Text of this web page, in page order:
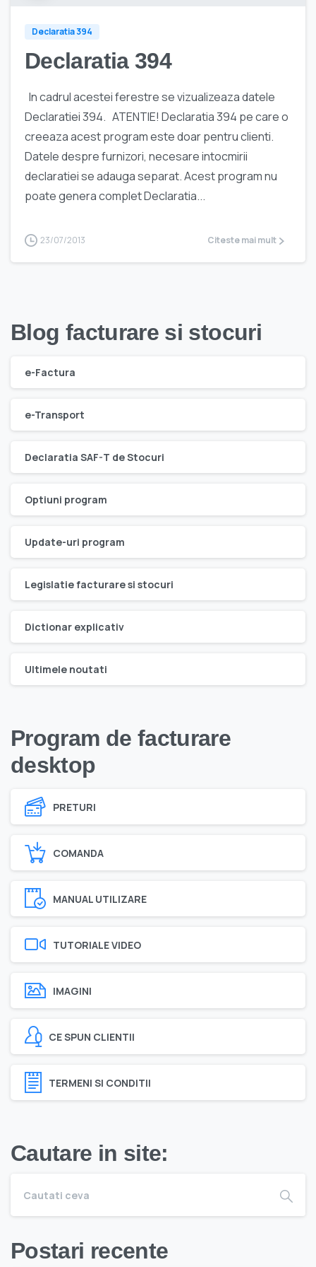
Declaratia 394
Declaratia 394
In cadrul acestei ferestre se vizualizeaza datele
Declaratiei 394. ATENTIE! Declaratia 394 pe care o
creeaza acest program este doar pentru clienti.
Datele despre furnizori, necesare intocmirii
declaratiei se adauga separat. Acest program nu
poate genera complet Declaratia...
23/07/2013 Citeste mai mult
Blog facturare si stocuri
e-Factura
e-Transport
Declaratia SAF-T de Stocuri
Optiuni program
Update-uri program
Legislatie facturare si stocuri
Dictionar explicativ
Ultimele noutati
Program de facturare
desktop
PRETURI
COMANDA
MANUAL UTILIZARE
TUTORIALE VIDEO
IMAGINI
CE SPUN CLIENTII
TERMENI SI CONDITII
Cautare in site:
Postari recente